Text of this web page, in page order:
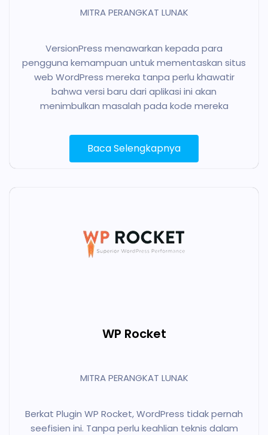
MITRA PERANGKAT LUNAK
VersionPress menawarkan kepada para
pengguna kemampuan untuk mementaskan situs
web WordPress mereka tanpa perlu khawatir
bahwa versi baru dari aplikasi ini akan
menimbulkan masalah pada kode mereka
Baca Selengkapnya
WP Rocket
MITRA PERANGKAT LUNAK
Berkat Plugin WP Rocket, WordPress tidak pernah
seefisien ini. Tanpa perlu keahlian teknis dalam